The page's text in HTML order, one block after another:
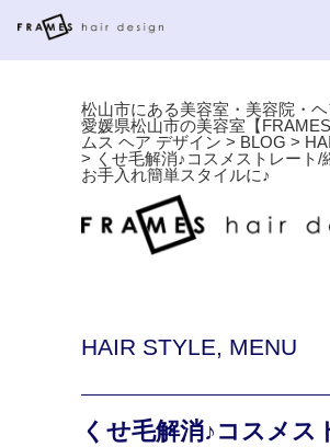
松山市にある美容室・美容院・
愛媛県松山市の美容室【
ムス ヘア デザイン > BLOG >
> くせ毛解消♪コスメストレート/
お手入れ簡単スタイルに♪
HAIR STYLE, MENU
くせ毛解消♪コスメス